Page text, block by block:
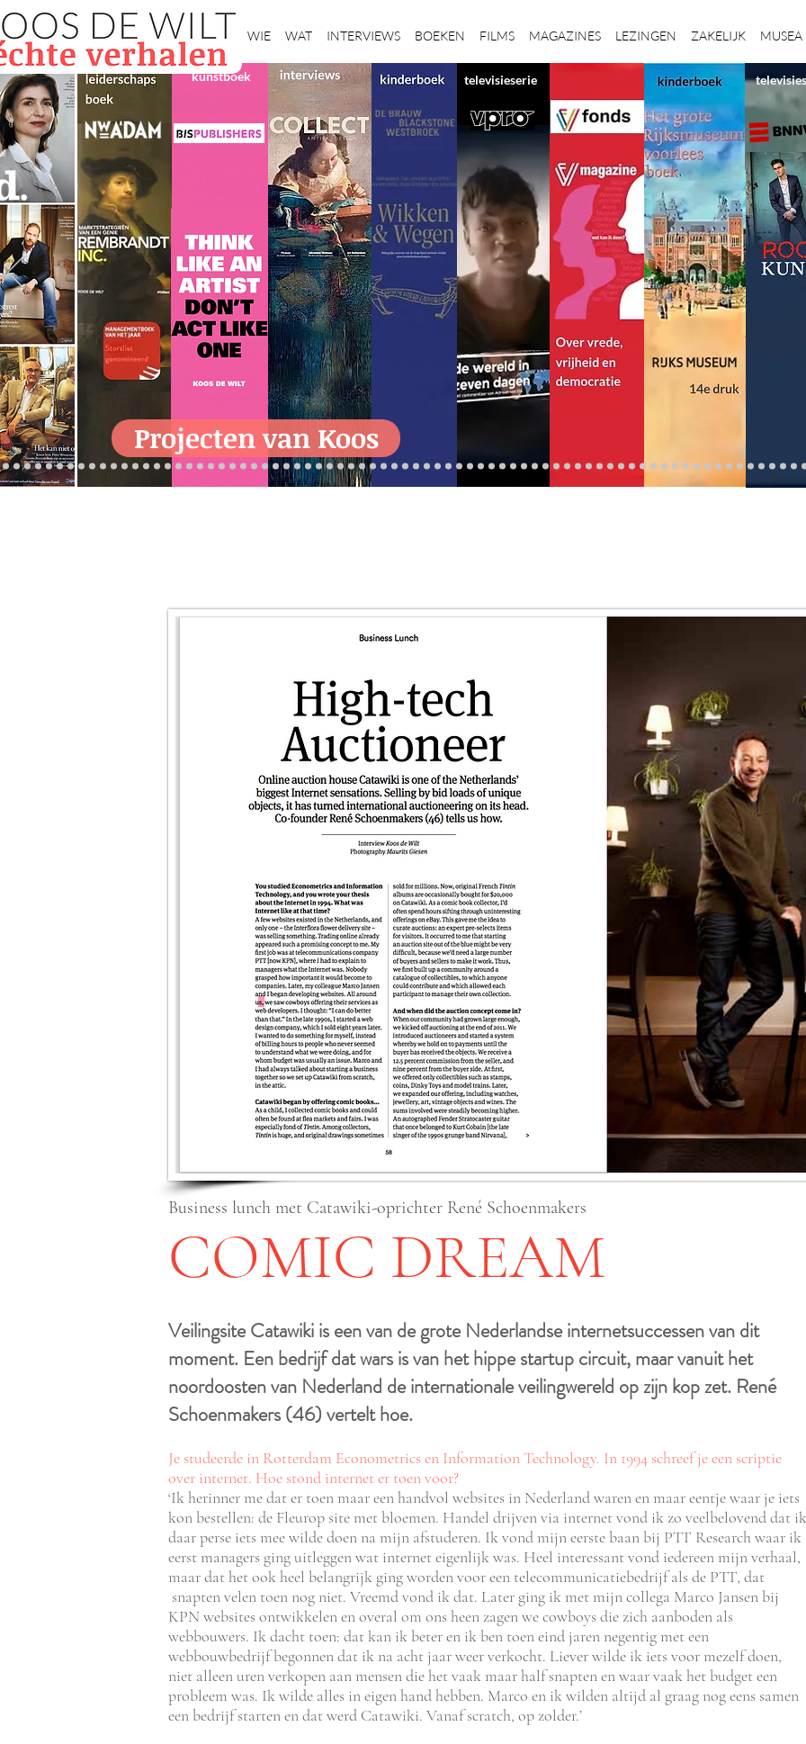
Home WIE WAT INTERVIEWS BOEKEN FILMS MAGAZINES LEZINGEN ZAKELIJK MUSEA
kunstboek televisieserie
Projecten van Koos
Business lunch met Catawiki-oprichter René Schoenmakers
COMIC DREAM
Veilingsite Catawiki is een van de grote Nederlandse internetsuccessen van dit
moment. Een bedrijf dat wars is van het hippe startup circuit, maar vanuit het
noordoosten van Nederland de internationale veilingwereld op zijn kop zet. René
Schoenmakers (46) vertelt hoe.
Je studeerde in Rotterdam Econometrics en Information Technology. In 1994 schreef je een scriptie
over internet. Hoe stond internet er toen voor?
‘Ik herinner me dat er toen maar een handvol websites in Nederland waren en maar eentje waar je iets
kon bestellen: de Fleurop site met bloemen. Handel drijven via internet vond ik zo veelbelovend dat ik
daar perse iets mee wilde doen na mijn afstuderen. Ik vond mijn eerste baan bij PTT Research waar ik
eerst managers ging uitleggen wat internet eigenlijk was. Heel interessant vond iedereen mijn verhaal,
maar dat het ook heel belangrijk ging worden voor een telecommunicatiebedrijf als de PTT, dat
snapten velen toen nog niet. Vreemd vond ik dat. Later ging ik met mijn collega Marco Jansen bij
KPN websites ontwikkelen en overal om ons heen zagen we cowboys die zich aanboden als
webbouwers. Ik dacht toen: dat kan ik beter en ik ben toen eind jaren negentig met een
webbouwbedrijf begonnen dat ik na acht jaar weer verkocht. Liever wilde ik iets voor mezelf doen,
niet alleen uren verkopen aan mensen die het vaak maar half snapten en waar vaak het budget een
probleem was. Ik wilde alles in eigen hand hebben. Marco en ik wilden altijd al graag nog eens samen
een bedrijf starten en dat werd Catawiki. Vanaf scratch, op zolder.’